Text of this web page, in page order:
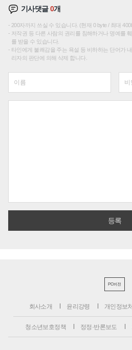
기사댓글0개
200자까지 쓰실 수 있습니다. (현재 0 byte / 최대
저작권 등 다른 사람의 권리를 침해하거나 명예를
를 받을 수 있습니다.
타인에게 불쾌감을 주는 욕설 등 비하하는 단어가
리자의 판단에 의해 삭제 합니다.
PC버전
회사소개 윤리강령 개인정보
청소년보호정책 정정·반론보도